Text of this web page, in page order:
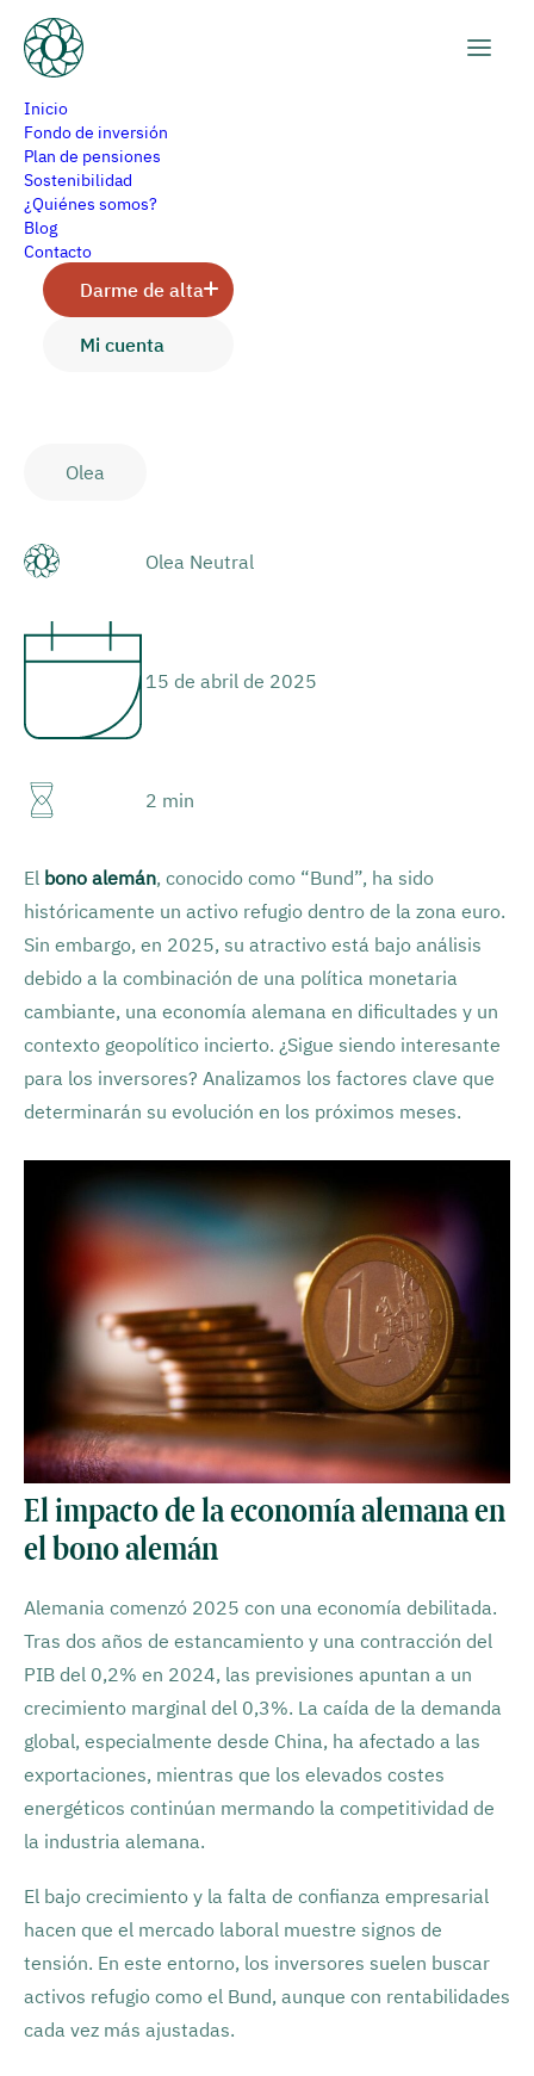
Inicio
Fondo de inversión
Plan de pensiones
Sostenibilidad
¿Quiénes somos?
Blog
Contacto
Darme de alta
Mi cuenta
Situación del bono
alemán en 2025: ¿sigue
siendo atractivo para los
Olea
Olea Neutral
15 de abril de 2025
2 min
El bono alemán, conocido como “Bund”, ha sido
históricamente un activo refugio dentro de la zona euro.
Sin embargo, en 2025, su atractivo está bajo análisis
debido a la combinación de una política monetaria
cambiante, una economía alemana en dificultades y un
contexto geopolítico incierto. ¿Sigue siendo interesante
para los inversores? Analizamos los factores clave que
determinarán su evolución en los próximos meses.
El impacto de la economía alemana en
el bono alemán
Alemania comenzó 2025 con una economía debilitada.
Tras dos años de estancamiento y una contracción del
PIB del 0,2% en 2024, las previsiones apuntan a un
crecimiento marginal del 0,3%. La caída de la demanda
global, especialmente desde China, ha afectado a las
exportaciones, mientras que los elevados costes
energéticos continúan mermando la competitividad de
la industria alemana.
El bajo crecimiento y la falta de confianza empresarial
hacen que el mercado laboral muestre signos de
tensión. En este entorno, los inversores suelen buscar
activos refugio como el Bund, aunque con rentabilidades
cada vez más ajustadas.